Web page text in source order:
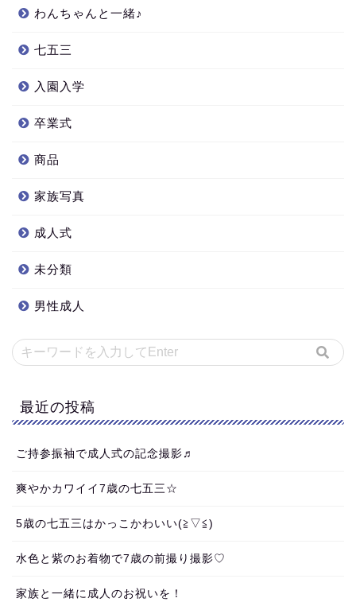
わんちゃんと一緒♪
七五三
入園入学
卒業式
商品
家族写真
成人式
未分類
男性成人
最近の投稿
ご持参振袖で成人式の記念撮影♬
爽やかカワイイ7歳の七五三☆
5歳の七五三はかっこかわいい(≧▽≦)
水色と紫のお着物で7歳の前撮り撮影♡
家族と一緒に成人のお祝いを！